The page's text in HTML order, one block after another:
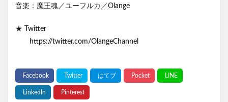
音楽：魔王魂／ユーフルカ／Olange
★ Twitter
https://twitter.com/OlangeChannel